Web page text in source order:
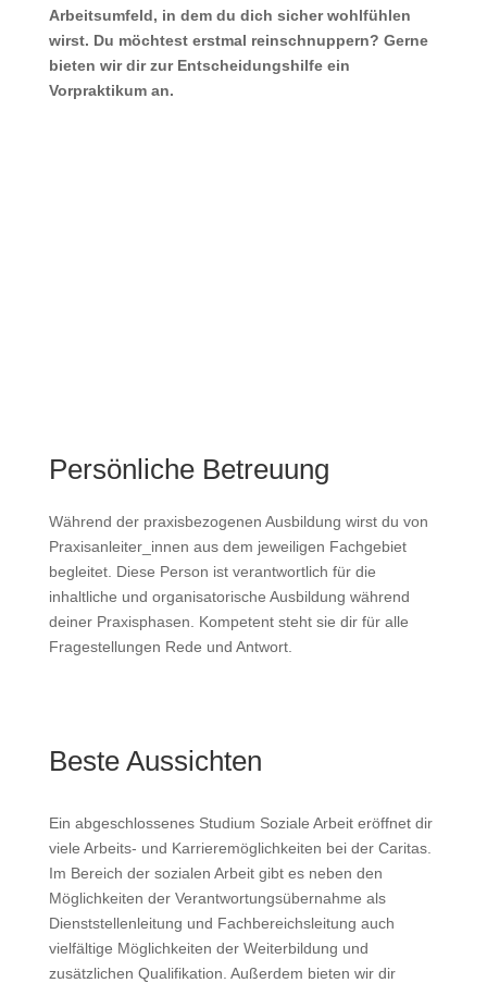
Arbeitsumfeld, in dem du dich sicher wohlfühlen
wirst. Du möchtest erstmal reinschnuppern? Gerne
bieten wir dir zur Entscheidungshilfe ein
Vorpraktikum an.
Persönliche Betreuung
Während der praxisbezogenen Ausbildung wirst du von
Praxisanleiter_innen aus dem jeweiligen Fachgebiet
begleitet. Diese Person ist verantwortlich für die
inhaltliche und organisatorische Ausbildung während
deiner Praxisphasen. Kompetent steht sie dir für alle
Fragestellungen Rede und Antwort.
Beste Aussichten
Ein abgeschlossenes Studium Soziale Arbeit eröffnet dir
viele Arbeits- und Karrieremöglichkeiten bei der Caritas.
Im Bereich der sozialen Arbeit gibt es neben den
Möglichkeiten der Verantwortungsübernahme als
Dienststellenleitung und Fachbereichsleitung auch
vielfältige Möglichkeiten der Weiterbildung und
zusätzlichen Qualifikation. Außerdem bieten wir dir